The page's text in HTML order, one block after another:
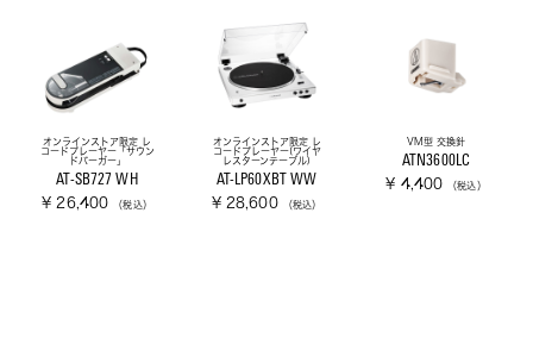
オンラインストア限定 レ
コードプレーヤー「サウン
ドバーガー」
AT-SB727 WH
¥ 26,400 （税込）
オンラインストア限定 レ
コードプレーヤー(ワイヤ
レスターンテーブル)
AT-LP60XBT WW
¥ 28,600 （税込）
VM型 交換針
ATN3600LC
¥ 4,400 （税込）